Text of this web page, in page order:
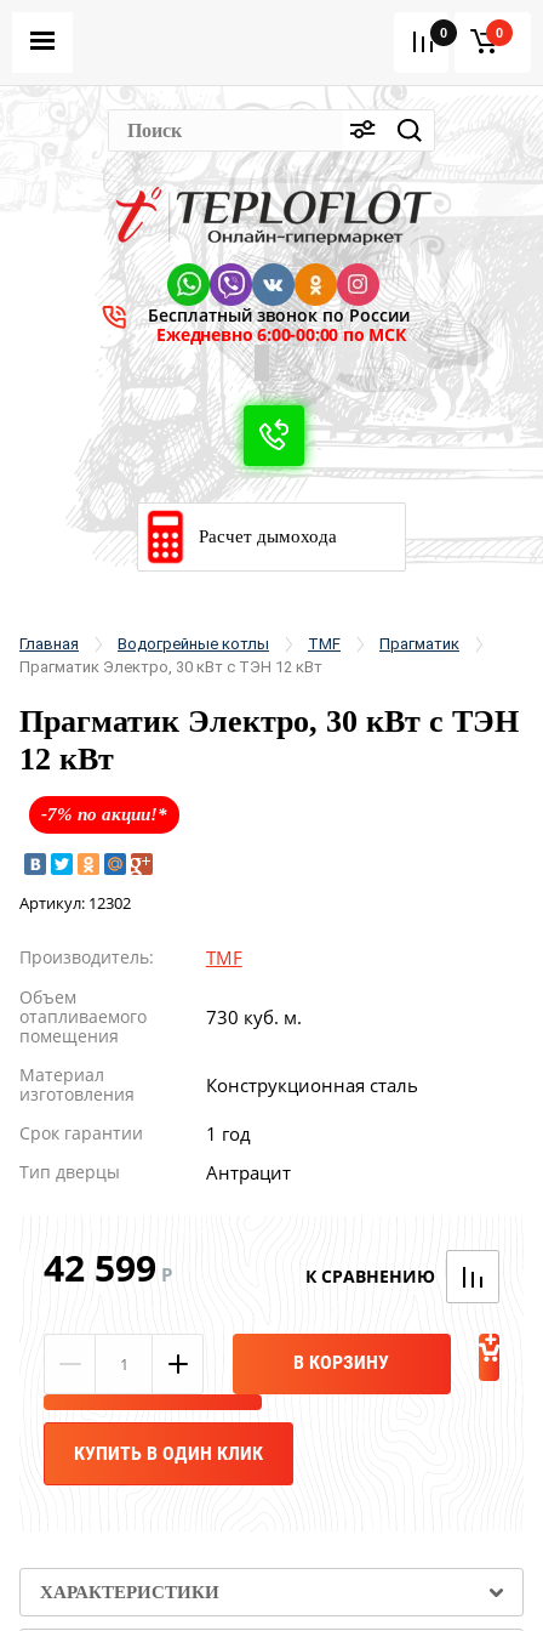
0 0
Бесплатный звонок по России
Ежедневно 6:00-00:00 по МСК
Расчет дымохода
Доставим бесплатно
Главная Водогрейные котлы TMF
Прагматик
Прагматик Электро, 30 кВт с ТЭН 12 кВт
Прагматик Электро, 30 кВт с ТЭН
12 кВт
-7% по акции!*
Артикул: 12302
Производитель: TMF
Объем
отапливаемого
помещения
730 куб. м.
Материал
изготовления
Конструкционная сталь
Срок гарантии 1 год
Тип дверцы Антрацит
42 599 Р
В КОРЗИНУ
КУПИТЬ В ОДИН КЛИК
ХАРАКТЕРИСТИКИ